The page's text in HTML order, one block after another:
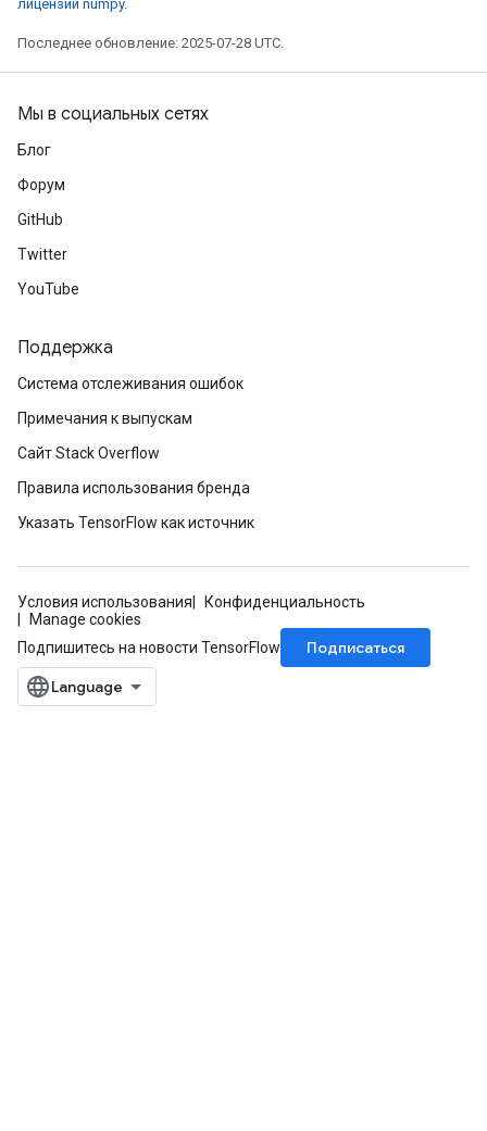
лицензии numpy.
Последнее обновление: 2025-07-28 UTC.
Мы в социальных сетях
Блог
Форум
GitHub
Twitter
YouTube
Поддержка
Система отслеживания ошибок
Примечания к выпускам
Сайт Stack Overflow
Правила использования бренда
Указать TensorFlow как источник
Условия использования
Конфиденциальность
Manage cookies
Подпишитесь на новости TensorFlow
Подписаться